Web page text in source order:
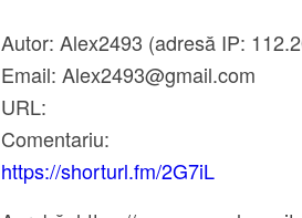
Autor: Alex2493 (adresă IP:
Email: Alex2493@gmail.com
URL:
Comentariu:
https://shorturl.fm/2G7iL